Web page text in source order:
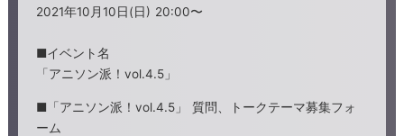
2021年10月10日(日) 20:00〜
■イベント名
「アニソン派！vol.4.5」
■「アニソン派！vol.4.5」 質問、トークテーマ募集フォ
ーム